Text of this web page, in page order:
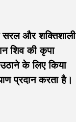
सरल और शक्तिशाली
शिव की कृपा
के लिए किया
प्रदान करता है।